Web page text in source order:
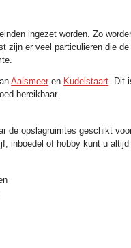
ingezet worden. Zo
zijn er veel particulieren die
Aalsmeer en Kudelstaart. Dit
bereikbaar.
de opslagruimtes geschikt
inboedel of hobby kunt u